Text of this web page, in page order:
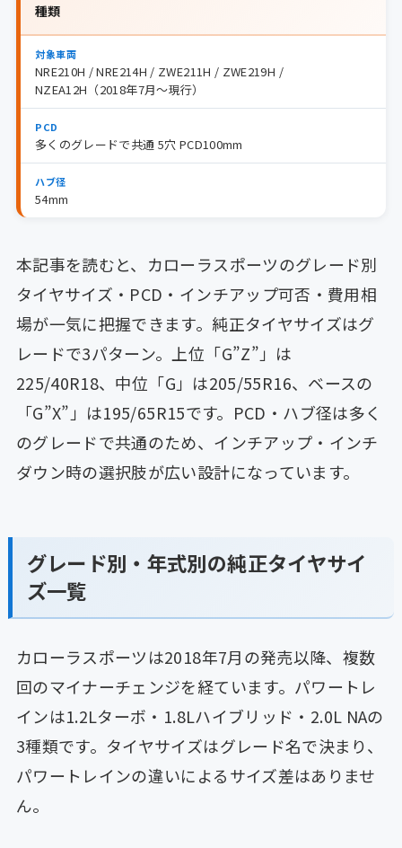
種類
対象車両
NRE210H / NRE214H / ZWE211H / ZWE219H /
NZEA12H（2018年7月〜現行）
PCD
多くのグレードで共通 5穴 PCD100mm
ハブ径
54mm
本記事を読むと、カローラスポーツのグレード別
タイヤサイズ・PCD・インチアップ可否・費用相
場が一気に把握できます。純正タイヤサイズはグ
レードで3パターン。上位「G”Z”」は
225/40R18、中位「G」は205/55R16、ベースの
「G”X”」は195/65R15です。PCD・ハブ径は多く
のグレードで共通のため、インチアップ・インチ
ダウン時の選択肢が広い設計になっています。
グレード別・年式別の純正タイヤサイ
ズ一覧
カローラスポーツは2018年7月の発売以降、複数
回のマイナーチェンジを経ています。パワートレ
インは1.2Lターボ・1.8Lハイブリッド・2.0L NAの
3種類です。タイヤサイズはグレード名で決まり、
パワートレインの違いによるサイズ差はありませ
ん。